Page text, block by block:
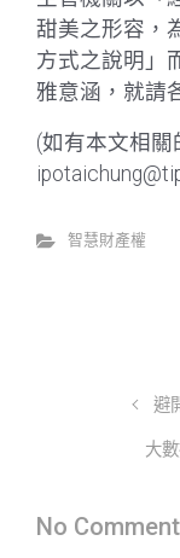
甜美之形容，
方式之說明」
雅意涵，就請
(如有本文相關
智慧財產權
避
大
No